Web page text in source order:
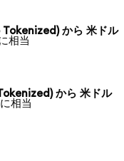
から 米ドル
相当
から 米ドル
相当